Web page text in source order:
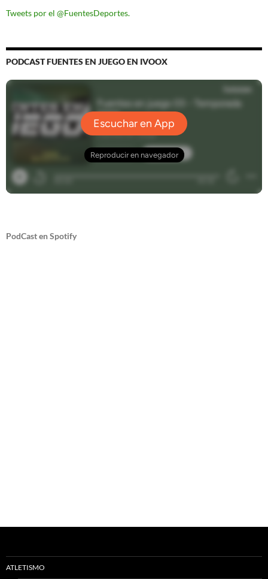
Tweets por el @FuentesDeportes.
PODCAST FUENTES EN JUEGO EN IVOOX
PodCast en Spotify
ATLETISMO